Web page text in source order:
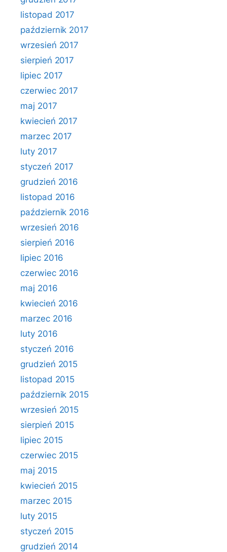
listopad 2017
październik 2017
wrzesień 2017
sierpień 2017
lipiec 2017
czerwiec 2017
maj 2017
kwiecień 2017
marzec 2017
luty 2017
styczeń 2017
grudzień 2016
listopad 2016
październik 2016
wrzesień 2016
sierpień 2016
lipiec 2016
czerwiec 2016
maj 2016
kwiecień 2016
marzec 2016
luty 2016
styczeń 2016
grudzień 2015
listopad 2015
październik 2015
wrzesień 2015
sierpień 2015
lipiec 2015
czerwiec 2015
maj 2015
kwiecień 2015
marzec 2015
luty 2015
styczeń 2015
grudzień 2014